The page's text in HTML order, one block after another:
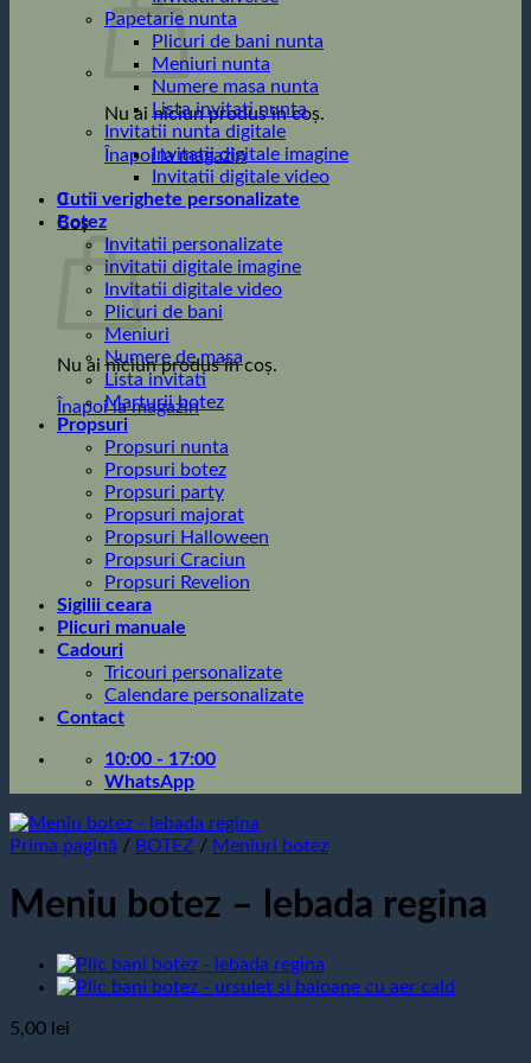
Nu ai niciun produs în coș.
Înapoi la magazin
0
Coș
Nu ai niciun produs în coș.
Înapoi la magazin
Papetarie nunta
Plicuri de bani nunta
Meniuri nunta
Numere masa nunta
Lista invitati nunta
Invitatii nunta digitale
Invitatii digitale imagine
Invitatii digitale video
Cutii verighete personalizate
Botez
Invitatii personalizate
invitatii digitale imagine
Invitatii digitale video
Plicuri de bani
Meniuri
Numere de masa
Lista invitati
Marturii botez
Propsuri
Propsuri nunta
Propsuri botez
Propsuri party
Propsuri majorat
Propsuri Halloween
Propsuri Craciun
Propsuri Revelion
Sigilii ceara
Plicuri manuale
Cadouri
Tricouri personalizate
Calendare personalizate
Contact
10:00 - 17:00
WhatsApp
Prima pagină / BOTEZ / Meniuri botez
Meniu botez – lebada regina
5,00 lei